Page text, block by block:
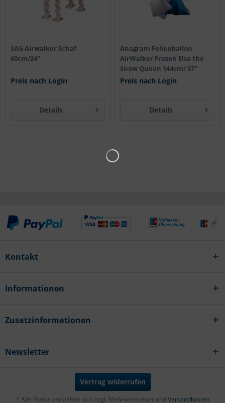
SAG Airwalker Schaf
60cm/24"
Preis nach Login
Details
Anagram Folienballon
AirWalker Frozen Elsa the
Snow Queen 144cm/ 57''
Preis nach Login
Details
Kontakt
Informationen
Zusatzinformationen
Newsletter
Vertrag widerrufen
* Alle Preise verstehen sich zzgl. Mehrwertsteuer und Versandkosten